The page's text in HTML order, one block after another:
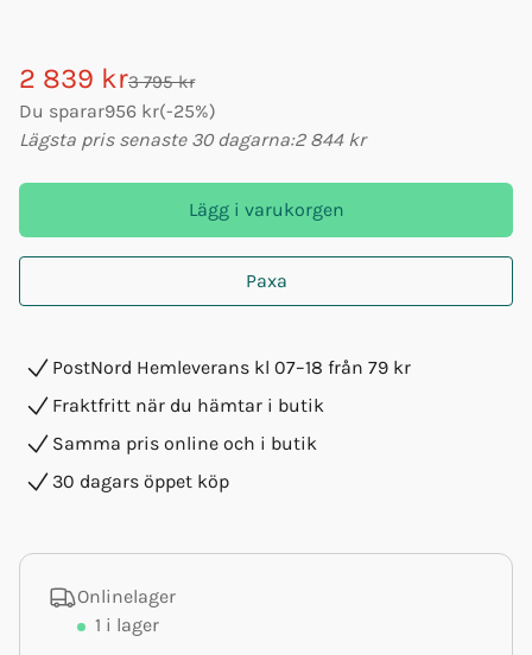
2 839 kr3 795 kr
Du sparar956 kr(-25%)
Lägsta pris senaste 30 dagarna:2 844 kr
Lägg i varukorgen
Paxa
PostNord Hemleverans kl 07–18 från 79 kr
Fraktfritt när du hämtar i butik
Samma pris online och i butik
30 dagars öppet köp
Onlinelager
1 i lager